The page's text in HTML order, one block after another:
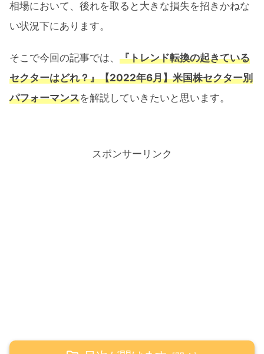
相場において、後れを取ると大きな損失を招きかねな
い状況下にあります。
そこで今回の記事では、 『トレンド転換の起きている
セクターはどれ？』【2022年6月】米国株セクター別
パフォーマンスを解説していきたいと思います。
スポンサーリンク